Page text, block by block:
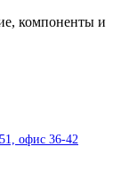
компоненты и
офис 36-42